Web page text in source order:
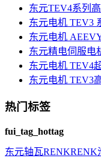
东元TEV4系列
东元电机 TEV3
东元电机
东元精电伺服电
东元电机 TEV4
东元电机 TEV3
热门标签
fui_tag_hottag
东元轴瓦RENKRENK